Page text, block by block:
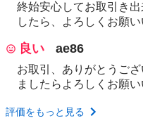
終始安心してお取引き
したら、よろしくお願
良い ae86
お取引、ありがとうご
ましたらよろしくお願
評価をもっと見る